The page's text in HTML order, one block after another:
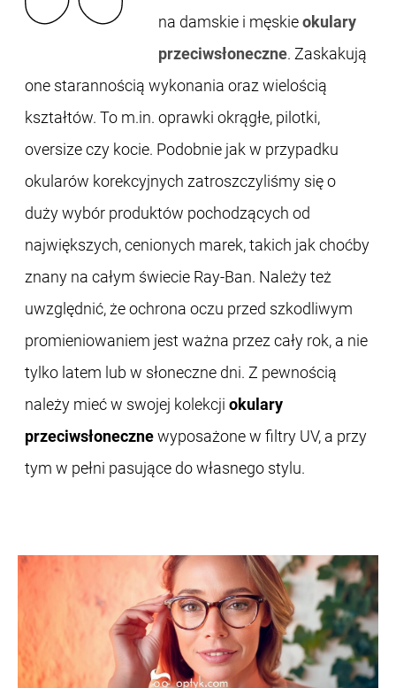
na damskie i męskieokulary
przeciwsłoneczne. Zaskakują
one starannością wykonania oraz wielością
kształtów. To m.in. oprawki okrągłe, pilotki,
oversize czy kocie. Podobnie jak w przypadku
okularów korekcyjnych zatroszczyliśmy się o
duży wybór produktów pochodzących od
największych, cenionych marek, takich jak choćby
znany na całym świecie Ray-Ban. Należy też
uwzględnić, że ochrona oczu przed szkodliwym
promieniowaniem jest ważna przez cały rok, a nie
tylko latem lub w słoneczne dni. Z pewnością
należy mieć w swojej kolekcji okulary
przeciwsłonecznewyposażone w filtry UV, a przy
tym w pełni pasujące do własnego stylu.